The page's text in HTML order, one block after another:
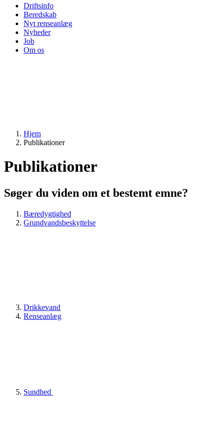
Driftsinfo
Beredskab
Nyt renseanlæg
Nyheder
Job
Om os
Hjem
Publikationer
Publikationer
Søger du viden om et bestemt emne?
Bæredygtighed
Grundvandsbeskyttelse
Drikkevand
Renseanlæg
Sundhed